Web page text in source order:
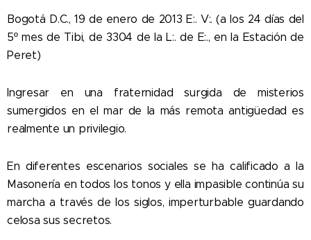
Bogotá D.C., 19 de enero de 2013 E:. V:. (a los 24 días del
5º mes de Tibi, de 3304 de la L:. de E:., en la Estación de
Peret)
Ingresar en una fraternidad surgida de misterios
sumergidos en el mar de la más remota antigüedad es
realmente un privilegio.
En diferentes escenarios sociales se ha calificado a la
Masonería en todos los tonos y ella impasible continúa su
marcha a través de los siglos, imperturbable guardando
celosa sus secretos.